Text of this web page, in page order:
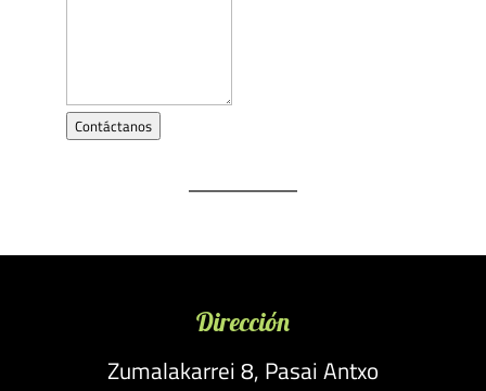
Contáctanos
Dirección
Zumalakarrei 8, Pasai Antxo